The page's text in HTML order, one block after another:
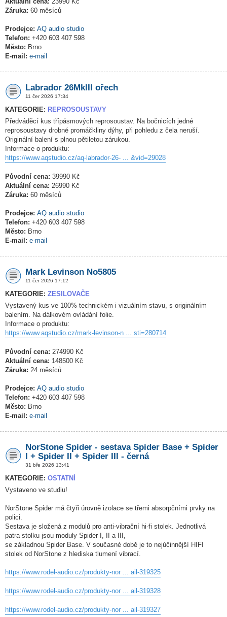
Záruka: 60 měsíců
Prodejce: AQ audio studio
Telefon: +420 603 407 598
Město: Brno
E-mail: e-mail
Labrador 26MkIII ořech
11 čer 2026 17:34
KATEGORIE: REPROSOUSTAVY
Předváděcí kus třípásmových reprosoustav. Na bočnicích jedné
reprosoustavy drobné promáčkliny dýhy, při pohledu z čela neruší.
Originální balení s plnou pětiletou zárukou.
Informace o produktu:
https://www.aqstudio.cz/aq-labrador-26- ... &vid=29028
Původní cena: 39990 Kč
Aktuální cena: 26990 Kč
Záruka: 60 měsíců
Prodejce: AQ audio studio
Telefon: +420 603 407 598
Město: Brno
E-mail: e-mail
Mark Levinson No5805
11 čer 2026 17:12
KATEGORIE: ZESILOVAČE
Vystavený kus ve 100% technickém i vizuálním stavu, s originálním
balením. Na dálkovém ovládání folie.
Informace o produktu:
https://www.aqstudio.cz/mark-levinson-n ... sti=280714
Původní cena: 274990 Kč
Aktuální cena: 148500 Kč
Záruka: 24 měsíců
Prodejce: AQ audio studio
Telefon: +420 603 407 598
Město: Brno
E-mail: e-mail
NorStone Spider - sestava Spider Base + Spider
I + Spider II + Spider III - černá
31 bře 2026 13:41
KATEGORIE: OSTATNÍ
Vystaveno ve studiu!
NorStone Spider má čtyři úrovně izolace se třemi absorpčními prvky na
polici.
Sestava je složená z modulů pro anti-vibrační hi-fi stolek. Jednotlivá
patra stolku jsou moduly Spider I, II a III,
se základnou Spider Base. V současné době je to nejúčinnější HIFI
stolek od NorStone z hlediska tlumení vibrací.
https://www.rodel-audio.cz/produkty-nor ... ail-319325
https://www.rodel-audio.cz/produkty-nor ... ail-319328
https://www.rodel-audio.cz/produkty-nor ... ail-319327